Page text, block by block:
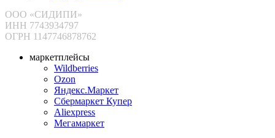
ООО «СИДИПИ»
ИНН 7743934797
ОГРН 1147746878762
маркетплейсы
Wildberries
Ozon
Яндекс.Маркет
Сбермаркет Купер
Aliexpress
Мегамаркет